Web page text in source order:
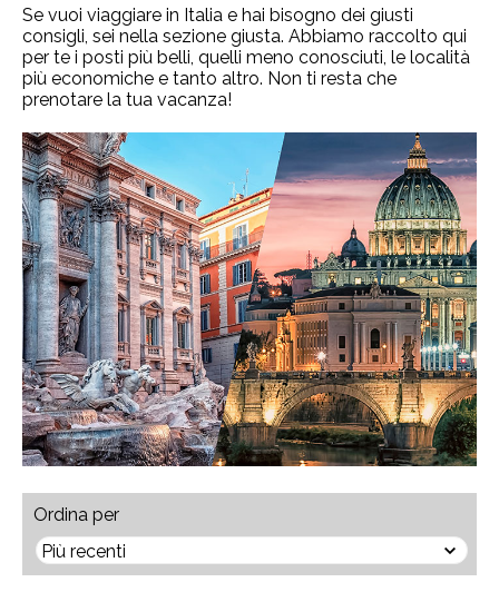
Se vuoi viaggiare in Italia e hai bisogno dei giusti
consigli, sei nella sezione giusta. Abbiamo raccolto qui
per te i posti più belli, quelli meno conosciuti, le località
più economiche e tanto altro. Non ti resta che
prenotare la tua vacanza!
Ordina per